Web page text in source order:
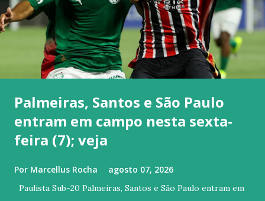
Palmeiras, Santos e São Paulo
entram em campo nesta sexta-
feira (7); veja
Por Marcellus Rocha agosto 07, 2026
Paulista Sub-20 Palmeiras, Santos e São Paulo entram em